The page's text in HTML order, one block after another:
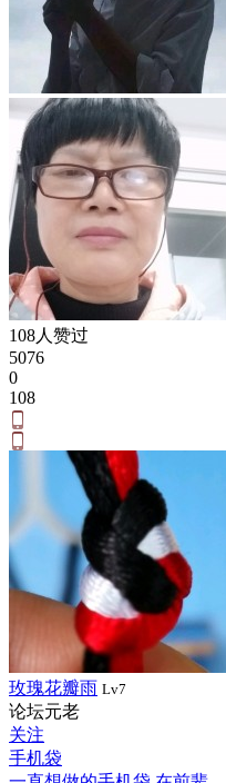
108人赞过
5076
0
108
玫瑰花瓣雨 Lv7
论坛元老
关注
手机袋